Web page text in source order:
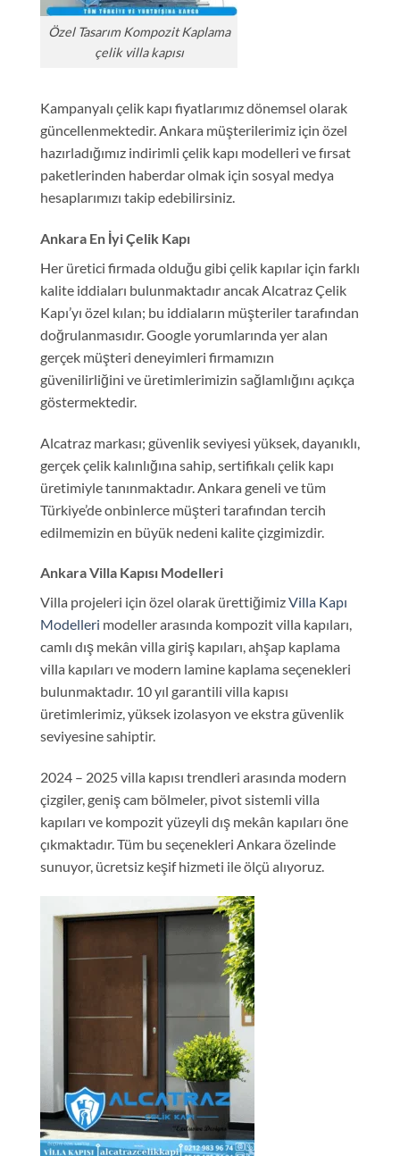
Özel Tasarım Kompozit Kaplama
çelik villa kapısı
Kampanyalı çelik kapı fiyatlarımız dönemsel olarak
güncellenmektedir. Ankara müşterilerimiz için özel
hazırladığımız indirimli çelik kapı modelleri ve fırsat
paketlerinden haberdar olmak için sosyal medya
hesaplarımızı takip edebilirsiniz.
Ankara En İyi Çelik Kapı
Her üretici firmada olduğu gibi çelik kapılar için farklı
kalite iddiaları bulunmaktadır ancak Alcatraz Çelik
Kapı’yı özel kılan; bu iddiaların müşteriler tarafından
doğrulanmasıdır. Google yorumlarında yer alan
gerçek müşteri deneyimleri firmamızın
güvenilirliğini ve üretimlerimizin sağlamlığını açıkça
göstermektedir.
Alcatraz markası; güvenlik seviyesi yüksek, dayanıklı,
gerçek çelik kalınlığına sahip, sertifikalı çelik kapı
üretimiyle tanınmaktadır. Ankara geneli ve tüm
Türkiye’de onbinlerce müşteri tarafından tercih
edilmemizin en büyük nedeni kalite çizgimizdir.
Ankara Villa Kapısı Modelleri
Villa projeleri için özel olarak ürettiğimizVilla Kapı
Modelleri modeller arasında kompozit villa kapıları,
camlı dış mekân villa giriş kapıları, ahşap kaplama
villa kapıları ve modern lamine kaplama seçenekleri
bulunmaktadır. 10 yıl garantili villa kapısı
üretimlerimiz, yüksek izolasyon ve ekstra güvenlik
seviyesine sahiptir.
2024 – 2025 villa kapısı trendleri arasında modern
çizgiler, geniş cam bölmeler, pivot sistemli villa
kapıları ve kompozit yüzeyli dış mekân kapıları öne
çıkmaktadır. Tüm bu seçenekleri Ankara özelinde
sunuyor, ücretsiz keşif hizmeti ile ölçü alıyoruz.